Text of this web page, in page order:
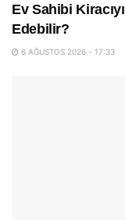
Ev Sahibi
Edebilir?
6 AĞUSTOS 2026 - 17:33